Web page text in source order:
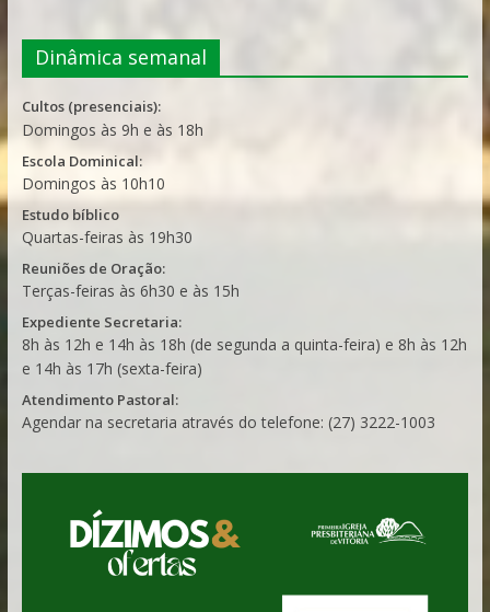
Dinâmica semanal
Cultos (presenciais):
Domingos às 9h e às 18h
Escola Dominical:
Domingos às 10h10
Estudo bíblico
Quartas-feiras às 19h30
Reuniões de Oração:
Terças-feiras às 6h30 e às 15h
Expediente Secretaria:
8h às 12h e 14h às 18h (de segunda a quinta-feira) e 8h às 12h
e 14h às 17h (sexta-feira)
Atendimento Pastoral:
Agendar na secretaria através do telefone: (27) 3222-1003